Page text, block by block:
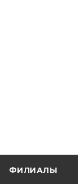
ФИЛИАЛЫ